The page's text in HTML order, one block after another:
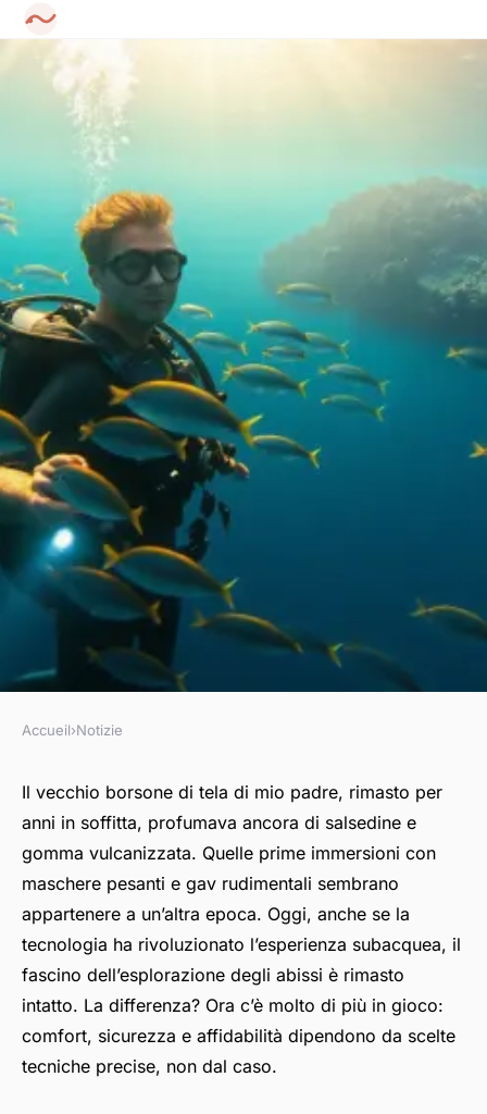
I migliori kit di attrezzatura
subacquea per immersioni
sicure
Quirico•10/04/2026 14:26•8 min de lecture
Accueil›Notizie
Il vecchio borsone di tela di mio padre, rimasto per
anni in soffitta, profumava ancora di salsedine e
gomma vulcanizzata. Quelle prime immersioni con
maschere pesanti e gav rudimentali sembrano
appartenere a un’altra epoca. Oggi, anche se la
tecnologia ha rivoluzionato l’esperienza subacquea, il
fascino dell’esplorazione degli abissi è rimasto
intatto. La differenza? Ora c’è molto di più in gioco:
comfort, sicurezza e affidabilità dipendono da scelte
tecniche precise, non dal caso.